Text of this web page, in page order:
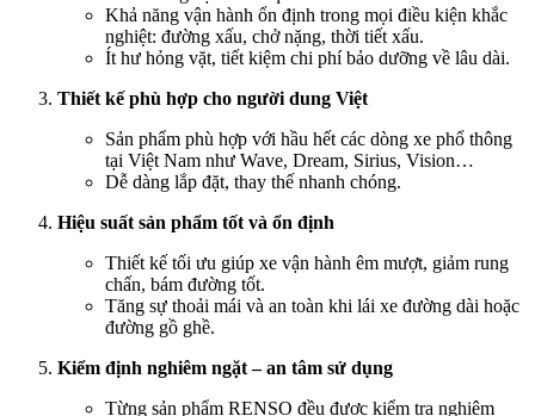
Khả năng vận hành ổn định trong mọi điều kiện khắc
nghiệt: đường xấu, chở nặng, thời tiết xấu.
Ít hư hỏng vặt, tiết kiệm chi phí bảo dưỡng về lâu dài.
Thiết kế phù hợp cho người dung Việt
Sản phẩm phù hợp với hầu hết các dòng xe phổ thông
tại Việt Nam như Wave, Dream, Sirius, Vision…
Dễ dàng lắp đặt, thay thế nhanh chóng.
Hiệu suất sản phẩm tốt và ổn định
Thiết kế tối ưu giúp xe vận hành êm mượt, giảm rung
chấn, bám đường tốt.
Tăng sự thoải mái và an toàn khi lái xe đường dài hoặc
đường gồ ghề.
Kiểm định nghiêm ngặt – an tâm sử dụng
Từng sản phẩm RENSO đều được kiểm tra nghiêm